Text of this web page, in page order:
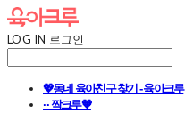
LOG IN 로그인
💖동네 육아친구 찾기 - 육아크루
· · 짝크루🧡